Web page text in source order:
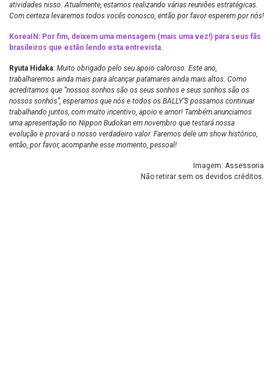
atividades nisso. Atualmente, estamos realizando várias reuniões estratégicas.
Com certeza levaremos todos vocês conosco, então por favor esperem por nós!
KoreaIN: Por fim, deixem uma mensagem (mais uma vez!) para seus fãs
brasileiros que estão lendo esta entrevista.
Ryuta Hidaka: Muito obrigado pelo seu apoio caloroso. Este ano,
trabalharemos ainda mais para alcançar patamares ainda mais altos. Como
acreditamos que “nossos sonhos são os seus sonhos e seus sonhos são os
nossos sonhos”, esperamos que nós e todos os BALLY’S possamos continuar
trabalhando juntos, com muito incentivo, apoio e amor! Também anunciamos
uma apresentação no Nippon Budokan em novembro que testará nossa
evolução e provará o nosso verdadeiro valor. Faremos dele um show histórico,
então, por favor, acompanhe esse momento, pessoal!
Imagem: Assessoria
Não retirar sem os devidos créditos.